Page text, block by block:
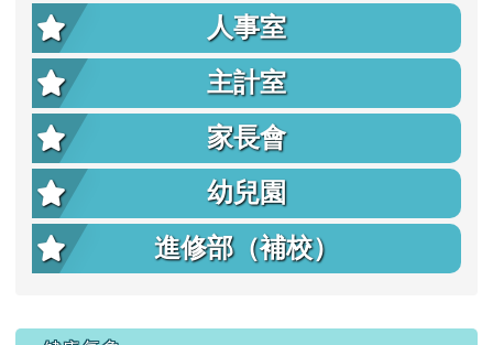
人事室
主計室
家長會
幼兒園
進修部（補校）